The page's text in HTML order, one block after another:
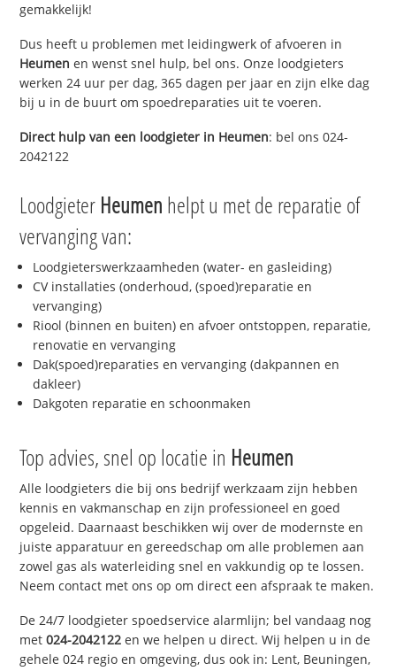
gemakkelijk!
Dus heeft u problemen met leidingwerk of afvoeren in
Heumen en wenst snel hulp, bel ons. Onze loodgieters
werken 24 uur per dag, 365 dagen per jaar en zijn elke dag
bij u in de buurt om spoedreparaties uit te voeren.
Direct hulp van een loodgieter in Heumen: bel ons 024-
2042122
Loodgieter Heumen helpt u met de reparatie of
vervanging van:
Loodgieterswerkzaamheden (water- en gasleiding)
CV installaties (onderhoud, (spoed)reparatie en
vervanging)
Riool (binnen en buiten) en afvoer ontstoppen, reparatie,
renovatie en vervanging
Dak(spoed)reparaties en vervanging (dakpannen en
dakleer)
Dakgoten reparatie en schoonmaken
Top advies, snel op locatie in Heumen
Alle loodgieters die bij ons bedrijf werkzaam zijn hebben
kennis en vakmanschap en zijn professioneel en goed
opgeleid. Daarnaast beschikken wij over de modernste en
juiste apparatuur en gereedschap om alle problemen aan
zowel gas als waterleiding snel en vakkundig op te lossen.
Neem contact met ons op om direct een afspraak te maken.
De 24/7 loodgieter spoedservice alarmlijn; bel vandaag nog
met024-2042122 en we helpen u direct. Wij helpen u in de
gehele 024 regio en omgeving, dus ook in: Lent, Beuningen,